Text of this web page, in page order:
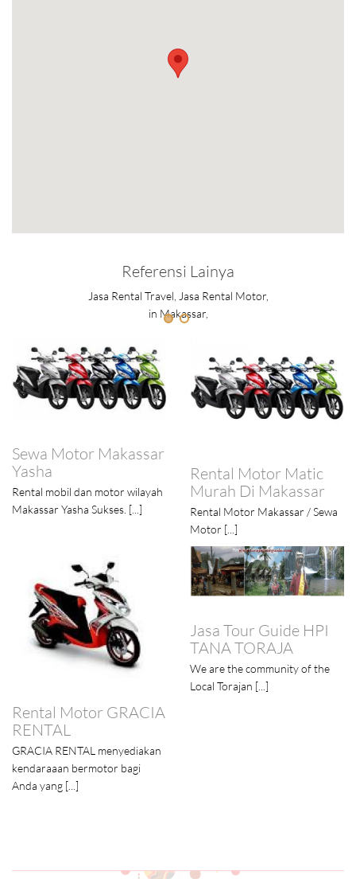
Referensi Lainya
Jasa Rental Travel, Jasa Rental Motor,
in Makassar,
wilayah
[...]
Rental Motor Matic
Murah Di Makassar
Rental Motor Makassar / Sewa
bagi
Jasa Tour Guide HPI
TANA TORAJA
We are the community of the
Sewa Motor
Motor [...]
Svc
Kami Arsy Tours &
menyediakan [...]